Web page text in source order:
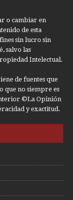
o cambiar en
de esta
sin lucro sin
salvo las
Intelectual.
de fuentes que
que no siempre es
©La Opinión
y exactitud.